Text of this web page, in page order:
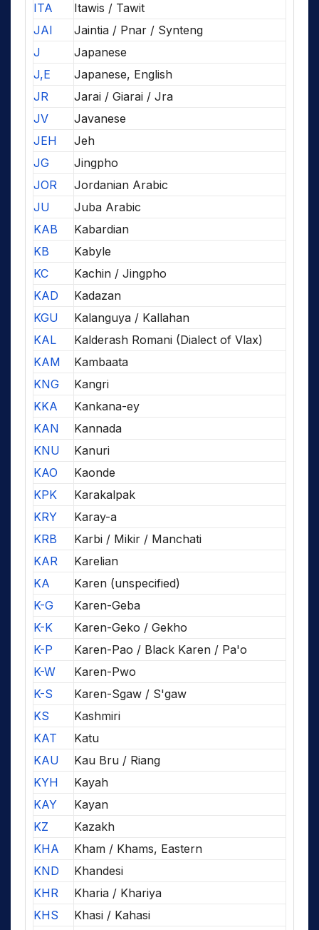
ITA
Itawis / Tawit
JAI
Jaintia / Pnar / Synteng
J
Japanese
J,E
Japanese, English
JR
Jarai / Giarai / Jra
JV
Javanese
JEH
Jeh
JG
Jingpho
JOR
Jordanian Arabic
JU
Juba Arabic
KAB
Kabardian
KB
Kabyle
KC
Kachin / Jingpho
KAD
Kadazan
KGU
Kalanguya / Kallahan
KAL
Kalderash Romani (Dialect of Vlax)
KAM
Kambaata
KNG
Kangri
KKA
Kankana-ey
KAN
Kannada
KNU
Kanuri
KAO
Kaonde
KPK
Karakalpak
KRY
Karay-a
KRB
Karbi / Mikir / Manchati
KAR
Karelian
KA
Karen (unspecified)
K-G
Karen-Geba
K-K
Karen-Geko / Gekho
K-P
Karen-Pao / Black Karen / Pa'o
K-W
Karen-Pwo
K-S
Karen-Sgaw / S'gaw
KS
Kashmiri
KAT
Katu
KAU
Kau Bru / Riang
KYH
Kayah
KAY
Kayan
KZ
Kazakh
KHA
Kham / Khams, Eastern
KND
Khandesi
KHR
Kharia / Khariya
KHS
Khasi / Kahasi